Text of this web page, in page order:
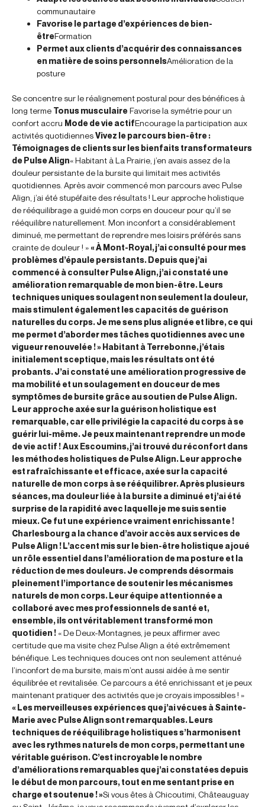
communautaire
Favorise le partage d’expériences de bien-
êtreFormation
Permet aux clients d’acquérir des connaissances
en matière de soins personnelsAmélioration de la
posture
Se concentre sur le réalignement postural pour des bénéfices à
long terme Tonus musculaireFavorise la symétrie pour un
confort accru Mode de vie actifEncourage la participation aux
activités quotidiennesVivez le parcours bien-être :
Témoignages de clients sur les bienfaits transformateurs
de Pulse Align« Habitant à La Prairie, j’en avais assez de la
douleur persistante de la bursite qui limitait mes activités
quotidiennes. Après avoir commencé mon parcours avec Pulse
Align, j’ai été stupéfaite des résultats ! Leur approche holistique
de rééquilibrage a guidé mon corps en douceur pour qu’il se
rééquilibre naturellement. Mon inconfort a considérablement
diminué, me permettant de reprendre mes loisirs préférés sans
crainte de douleur ! » « À Mont-Royal, j’ai consulté pour mes
problèmes d’épaule persistants. Depuis que j’ai
commencé à consulter Pulse Align, j’ai constaté une
amélioration remarquable de mon bien-être. Leurs
techniques uniques soulagent non seulement la douleur,
mais stimulent également les capacités de guérison
naturelles du corps. Je me sens plus alignée et libre, ce qui
me permet d’aborder mes tâches quotidiennes avec une
vigueur renouvelée ! » Habitant à Terrebonne, j’étais
initialement sceptique, mais les résultats ont été
probants. J’ai constaté une amélioration progressive de
ma mobilité et un soulagement en douceur de mes
symptômes de bursite grâce au soutien de Pulse Align.
Leur approche axée sur la guérison holistique est
remarquable, car elle privilégie la capacité du corps à se
guérir lui-même. Je peux maintenant reprendre un mode
de vie actif !Aux Escoumins, j’ai trouvé du réconfort dans
les méthodes holistiques de Pulse Align. Leur approche
est rafraîchissante et efficace, axée sur la capacité
naturelle de mon corps à se rééquilibrer. Après plusieurs
séances, ma douleur liée à la bursite a diminué et j’ai été
surprise de la rapidité avec laquelle je me suis sentie
mieux. Ce fut une expérience vraiment enrichissante !
Charlesbourg a la chance d’avoir accès aux services de
Pulse Align ! L’accent mis sur le bien-être holistique a joué
un rôle essentiel dans l’amélioration de ma posture et la
réduction de mes douleurs. Je comprends désormais
pleinement l’importance de soutenir les mécanismes
naturels de mon corps. Leur équipe attentionnée a
collaboré avec mes professionnels de santé et,
ensemble, ils ont véritablement transformé mon
quotidien ! « De Deux-Montagnes, je peux affirmer avec
certitude que ma visite chez Pulse Align a été extrêmement
bénéfique. Les techniques douces ont non seulement atténué
l’inconfort de ma bursite, mais m’ont aussi aidée à me sentir
équilibrée et revitalisée. Ce parcours a été enrichissant et je peux
maintenant pratiquer des activités que je croyais impossibles ! »
« Les merveilleuses expériences que j’ai vécues à Sainte-
Marie avec Pulse Align sont remarquables. Leurs
techniques de rééquilibrage holistiques s’harmonisent
avec les rythmes naturels de mon corps, permettant une
véritable guérison. C’est incroyable le nombre
d’améliorations remarquables que j’ai constatées depuis
le début de mon parcours, tout en me sentant prise en
charge et soutenue ! »Si vous êtes à Chicoutimi, Châteauguay